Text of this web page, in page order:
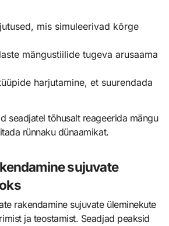
mis simuleerivad kõrge
mängustiilide tugeva arusaama
harjutamine, et suurendada
seadjatel tõhusalt reageerida mängu
rünnaku dünaamikat.
sujuvate
rakendamine sujuvate üleminekute
ja teostamist. Seadjad peaksid